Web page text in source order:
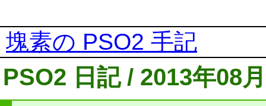
塊素の PSO2 手記
PSO2 日記 / 2013年08